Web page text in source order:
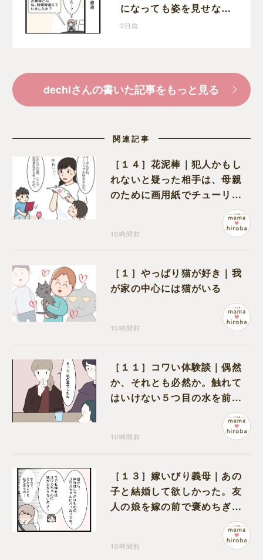
になっても姿を見せない
義母。返信すらなく不安
2日前
dechiさんの書いた記事をもっと見る
関連記事
［１４］花泥棒｜犯人かもし
れないと疑った相手は、母親
のために画用紙でチューリッ
プを作っていただけだった
10時間前
［１］やっぱり猫が好き｜我
が家の中心には猫がいる
10時間前
［１１］コワい体験談｜偶然
か、それとも必然か。触れて
はいけない５つ目の水を前に
10時間前
［１３］嫁いびり義母｜あの
子と結婚して欲しかった。友
人の娘を嫁の前で褒めちぎる
10時間前